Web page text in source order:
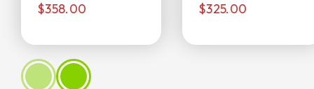
$358.00
侖)
$325.00